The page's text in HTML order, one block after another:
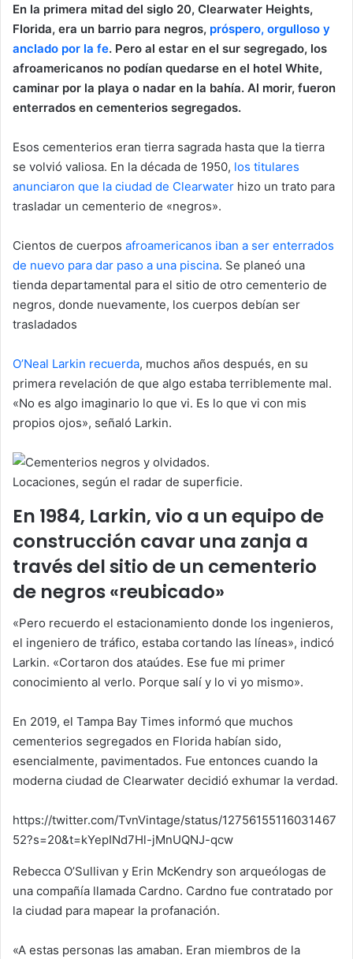
En la primera mitad del siglo 20, Clearwater Heights,
Florida, era un barrio para negros, próspero, orgulloso y
anclado por la fe. Pero al estar en el sur segregado, los
afroamericanos no podían quedarse en el hotel White,
caminar por la playa o nadar en la bahía. Al morir, fueron
enterrados en cementerios segregados.
Esos cementerios eran tierra sagrada hasta que la tierra
se volvió valiosa. En la década de 1950, los titulares
anunciaron que la ciudad de Clearwater hizo un trato para
trasladar un cementerio de «negros».
Cientos de cuerpos afroamericanos iban a ser enterrados
de nuevo para dar paso a una piscina. Se planeó una
tienda departamental para el sitio de otro cementerio de
negros, donde nuevamente, los cuerpos debían ser
trasladados
O’Neal Larkin recuerda, muchos años después, en su
primera revelación de que algo estaba terriblemente mal.
«No es algo imaginario lo que vi. Es lo que vi con mis
propios ojos», señaló Larkin.
Locaciones, según el radar de superficie.
En 1984, Larkin, vio a un equipo de
construcción cavar una zanja a
través del sitio de un cementerio
de negros «reubicado»
«Pero recuerdo el estacionamiento donde los ingenieros,
el ingeniero de tráfico, estaba cortando las líneas», indicó
Larkin. «Cortaron dos ataúdes. Ese fue mi primer
conocimiento al verlo. Porque salí y lo vi yo mismo».
En 2019, el Tampa Bay Times informó que muchos
cementerios segregados en Florida habían sido,
esencialmente, pavimentados. Fue entonces cuando la
moderna ciudad de Clearwater decidió exhumar la verdad.
https://twitter.com/TvnVintage/status/12756155116031467
52?s=20&t=kYepINd7Hl-jMnUQNJ-qcw
Rebecca O’Sullivan y Erin McKendry son arqueólogas de
una compañía llamada Cardno. Cardno fue contratado por
la ciudad para mapear la profanación.
«A estas personas las amaban. Eran miembros de la